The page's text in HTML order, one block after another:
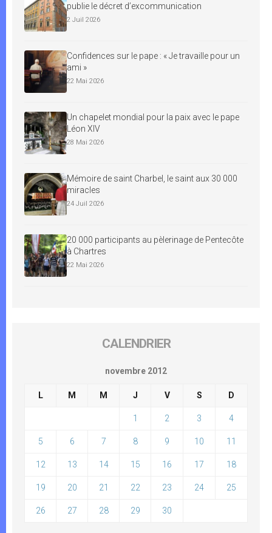
publie le décret d’excommunication
2 Juil 2026
Confidences sur le pape : « Je travaille pour un
ami »
22 Mai 2026
Un chapelet mondial pour la paix avec le pape
Léon XIV
28 Mai 2026
Mémoire de saint Charbel, le saint aux 30 000
miracles
24 Juil 2026
20 000 participants au pèlerinage de Pentecôte
à Chartres
22 Mai 2026
CALENDRIER
novembre 2012
L M M J V S D
1 2 3 4
5 6 7 8 9 10 11
12 13 14 15 16 17 18
19 20 21 22 23 24 25
26 27 28 29 30